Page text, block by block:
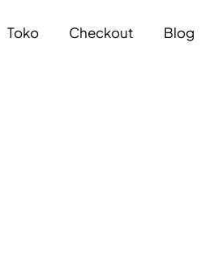
Toko Checkout Blog